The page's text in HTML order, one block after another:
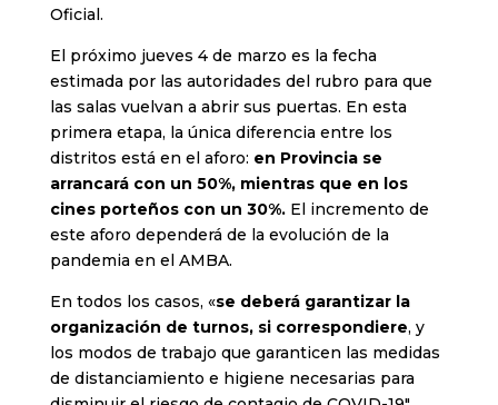
Oficial.
El próximo jueves 4 de marzo es la fecha
estimada por las autoridades del rubro para que
las salas vuelvan a abrir sus puertas. En esta
primera etapa, la única diferencia entre los
distritos está en el aforo: en Provincia se
arrancará con un 50%, mientras que en los
cines porteños con un 30%. El incremento de
este aforo dependerá de la evolución de la
pandemia en el AMBA.
En todos los casos, «se deberá garantizar la
organización de turnos, si correspondiere, y
los modos de trabajo que garanticen las medidas
de distanciamiento e higiene necesarias para